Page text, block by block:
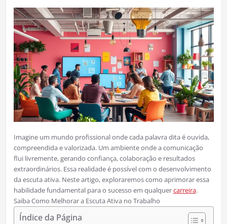
Imagine um mundo profissional onde cada palavra dita é ouvida,
compreendida e valorizada. Um ambiente onde a comunicação
flui livremente, gerando confiança, colaboração e resultados
extraordinários. Essa realidade é possível com o desenvolvimento
da escuta ativa. Neste artigo, exploraremos como aprimorar essa
habilidade fundamental para o sucesso em qualquercarreira.
Saiba Como Melhorar a Escuta Ativa no Trabalho
Índice da Página